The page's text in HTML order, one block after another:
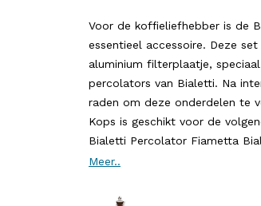
Voor de koffieliefhebber is de
essentieel accessoire. Deze
aluminium filterplaatje,
percolators van Bialetti. Na
raden om deze onderdelen te
Kops is geschikt voor de
Bialetti Percolator Fiametta
Meer..